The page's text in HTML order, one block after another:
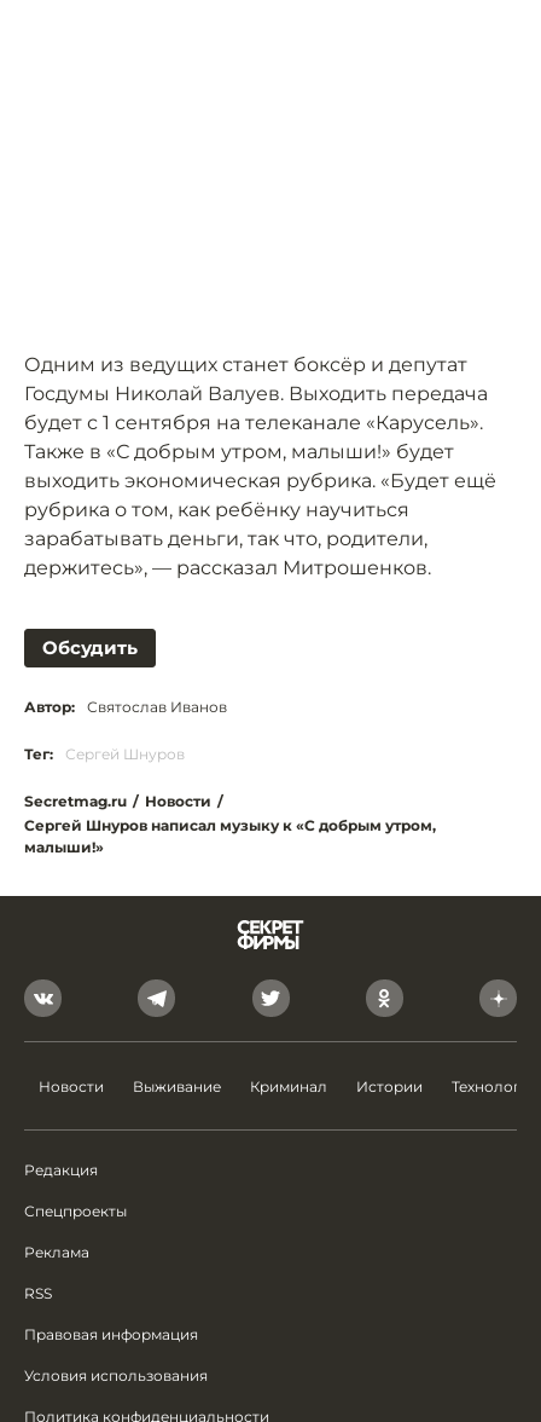
Одним из ведущих станет боксёр и депутат
Госдумы Николай Валуев. Выходить передача
будет с 1 сентября на телеканале «Карусель».
Также в «С добрым утром, малыши!» будет
выходить экономическая рубрика. «Будет ещё
рубрика о том, как ребёнку научиться
зарабатывать деньги, так что, родители,
держитесь», — рассказал Митрошенков.
Обсудить
Автор: Святослав Иванов
Тег: Сергей Шнуров
Secretmag.ru / Новости /
Сергей Шнуров написал музыку к «С добрым утром,
малыши!»
Новости Выживание Криминал Истории Технологии
Редакция
Спецпроекты
Реклама
RSS
Правовая информация
Условия использования
Политика конфиденциальности